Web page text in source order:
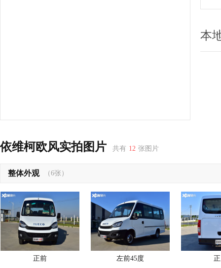
本
依维柯欧风实拍图片 共有 12 张图片
整体外观 （6张）
正前 左前45度